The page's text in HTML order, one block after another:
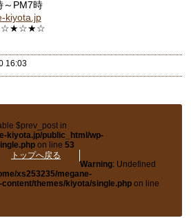
～PM7時
kiyota.jp
☆
16:03
$prev_post in
kiyota.jp/public_html/wp-
on line53
トップへ戻る
Warning: Undefined
xs253235/megane-
themes/kiyota/single.php on line